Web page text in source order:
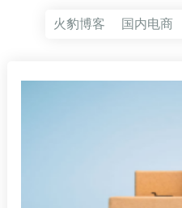
火豹博客 国内电商